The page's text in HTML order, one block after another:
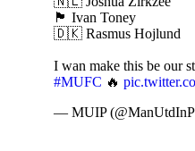
🏴󠁧󠁢󠁥󠁮󠁧󠁿 Ivan Toney
🇩🇰 Rasmus Hojlund
I wan make this be our
#MUFC 🔥
— MUIP